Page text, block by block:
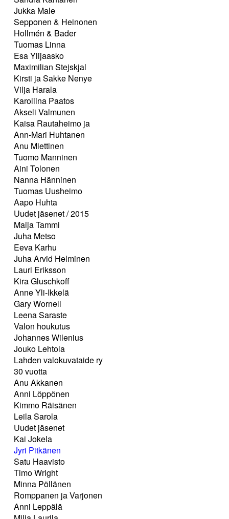
Jukka Male
Sepponen & Heinonen
Hollmén & Bader
Tuomas Linna
Esa Ylijaasko
Maximilian Stejskjal
Kirsti ja Sakke Nenye
Vilja Harala
Karoliina Paatos
Akseli Valmunen
Kaisa Rautaheimo ja
Ann-Mari Huhtanen
Anu Miettinen
Tuomo Manninen
Aini Tolonen
Nanna Hänninen
Tuomas Uusheimo
Aapo Huhta
Uudet jäsenet / 2015
Maija Tammi
Juha Metso
Eeva Karhu
Juha Arvid Helminen
Lauri Eriksson
Kira Gluschkoff
Anne Yli-Ikkelä
Gary Wornell
Leena Saraste
Valon houkutus
Johannes Wilenius
Jouko Lehtola
Lahden valokuvataide ry
30 vuotta
Anu Akkanen
Anni Löppönen
Kimmo Räisänen
Leila Sarola
Uudet jäsenet
Kai Jokela
Jyri Pitkänen
Satu Haavisto
Timo Wright
Minna Pöllänen
Romppanen ja Varjonen
Anni Leppälä